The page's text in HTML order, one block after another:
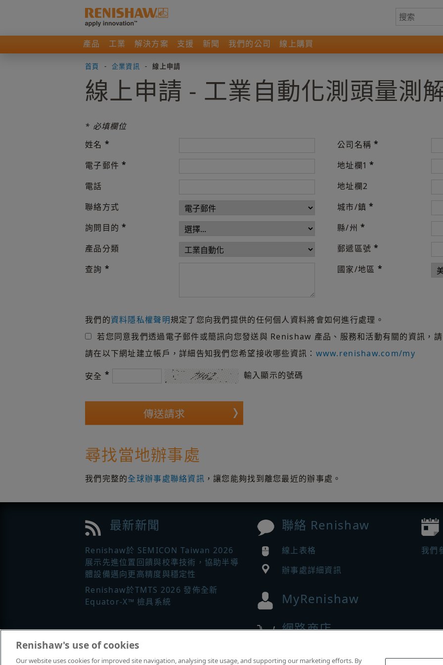
產品 工業 解決方案 支援 新聞 我們的公司 線上購買
首頁 - 企業資訊 - 線上申請
線上申請 - 工業自動化測頭量測
* 必填欄位
姓名 *
電子郵件*
電話
聯絡方式
詢問目的*
產品分類
查詢 *
公司名稱*
地址欄1*
地址欄2
城市/鎮*
縣/州*
郵遞區號*
國家/地區 *
我們的資料隱私權聲明規定了您向我們提供的任何個人資料將會如何進行處理。
若您同意我們透過電子郵件或簡訊向您發送與 Renishaw 產品、服務和活動有關的資訊，
請在以下網址建立帳戶，詳細告知我們您希望接收哪些資訊： www.renishaw.com/my
安全 * 輸入顯示的號碼
尋找當地辦事處
我們完整的全球辦事處聯絡資訊 ，讓您能夠找到離您最近的辦事處。
最新新聞
Renishaw於 SEMICON Taiwan 2026
展示先進位置回饋與校準技術，協助半導
體設備邁向更高精度與穩定性
Renishaw於TMTS 2026 發佈全新
Equator-X™ 檢具系統
最新新聞
聯絡 Renishaw
線上表格
辦事處詳細資訊
MyRenishaw
網路商店
我們
Renishaw's use of cookies
Our website uses cookies for improved site navigation, analysing site usage, and supporting our marketing efforts. By